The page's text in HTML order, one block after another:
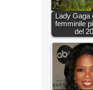
Lady Gaga
femminile
del